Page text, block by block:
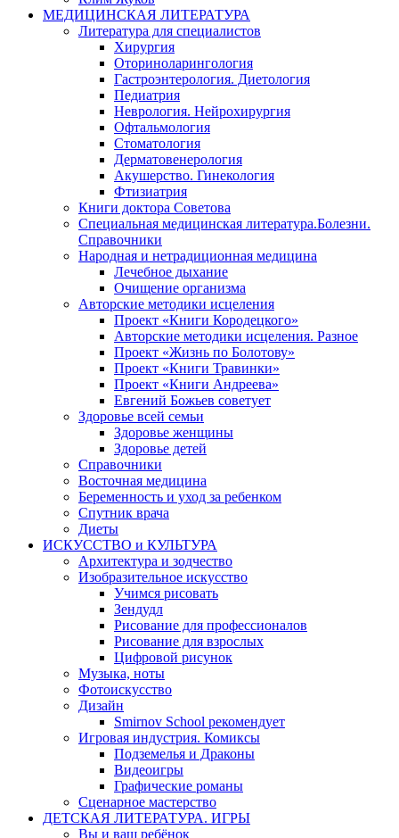
МЕДИЦИНСКАЯ ЛИТЕРАТУРА
Литература для специалистов
Хирургия
Оториноларингология
Гастроэнтерология. Диетология
Педиатрия
Неврология. Нейрохирургия
Офтальмология
Стоматология
Дерматовенерология
Акушерство. Гинекология
Фтизиатрия
Книги доктора Советова
Специальная медицинская литература.Болезни.
Справочники
Народная и нетрадиционная медицина
Лечебное дыхание
Очищение организма
Авторские методики исцеления
Проект «Книги Кородецкого»
Авторские методики исцеления. Разное
Проект «Жизнь по Болотову»
Проект «Книги Травинки»
Проект «Книги Андреева»
Евгений Божьев советует
Здоровье всей семьи
Здоровье женщины
Здоровье детей
Справочники
Восточная медицина
Беременность и уход за ребенком
Спутник врача
Диеты
ИСКУССТВО и КУЛЬТУРА
Архитектура и зодчество
Изобразительное искусство
Учимся рисовать
Зендудл
Рисование для профессионалов
Рисование для взрослых
Цифровой рисунок
Музыка, ноты
Фотоискусство
Дизайн
Smirnov School рекомендует
Игровая индустрия. Комиксы
Подземелья и Драконы
Видеоигры
Графические романы
Сценарное мастерство
ДЕТСКАЯ ЛИТЕРАТУРА. ИГРЫ
Вы и ваш ребёнок